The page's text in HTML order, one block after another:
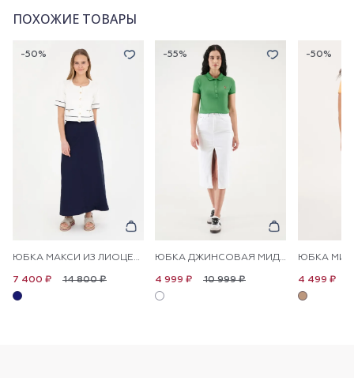
ПОХОЖИЕ ТОВАРЫ
-50%
ЮБКА МАКСИ ИЗ ЛИОЦЕЛЛА С ХЛОПКОМ
14 800 ₽
7 400 ₽
-55%
ЮБКА ДЖИНСОВАЯ МИДИ
10 999 ₽
4 999 ₽
-50%
4 499 ₽